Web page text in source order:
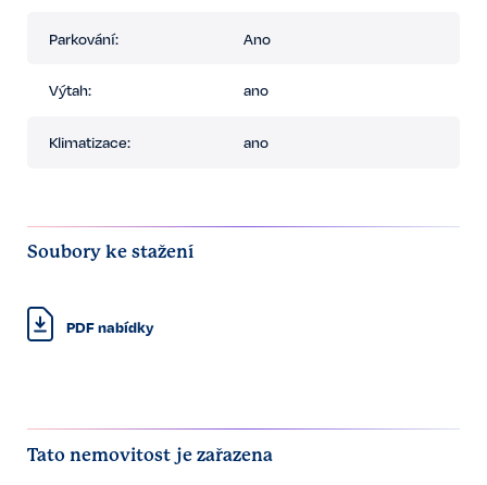
Parkování: Ano
Výtah: ano
Klimatizace: ano
Soubory ke stažení
PDF nabídky
Tato nemovitost je zařazena